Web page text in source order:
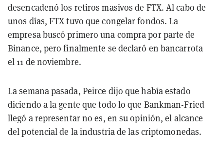
desencadenó los retiros masivos de FTX. Al cabo de
unos días, FTX tuvo que congelar fondos. La
empresa buscó primero una compra por parte de
Binance, pero finalmente se declaró en bancarrota
el 11 de noviembre.
La semana pasada, Peirce dijo que había estado
diciendo a la gente que todo lo que Bankman-Fried
llegó a representar no es, en su opinión, el alcance
del potencial de la industria de las criptomonedas.